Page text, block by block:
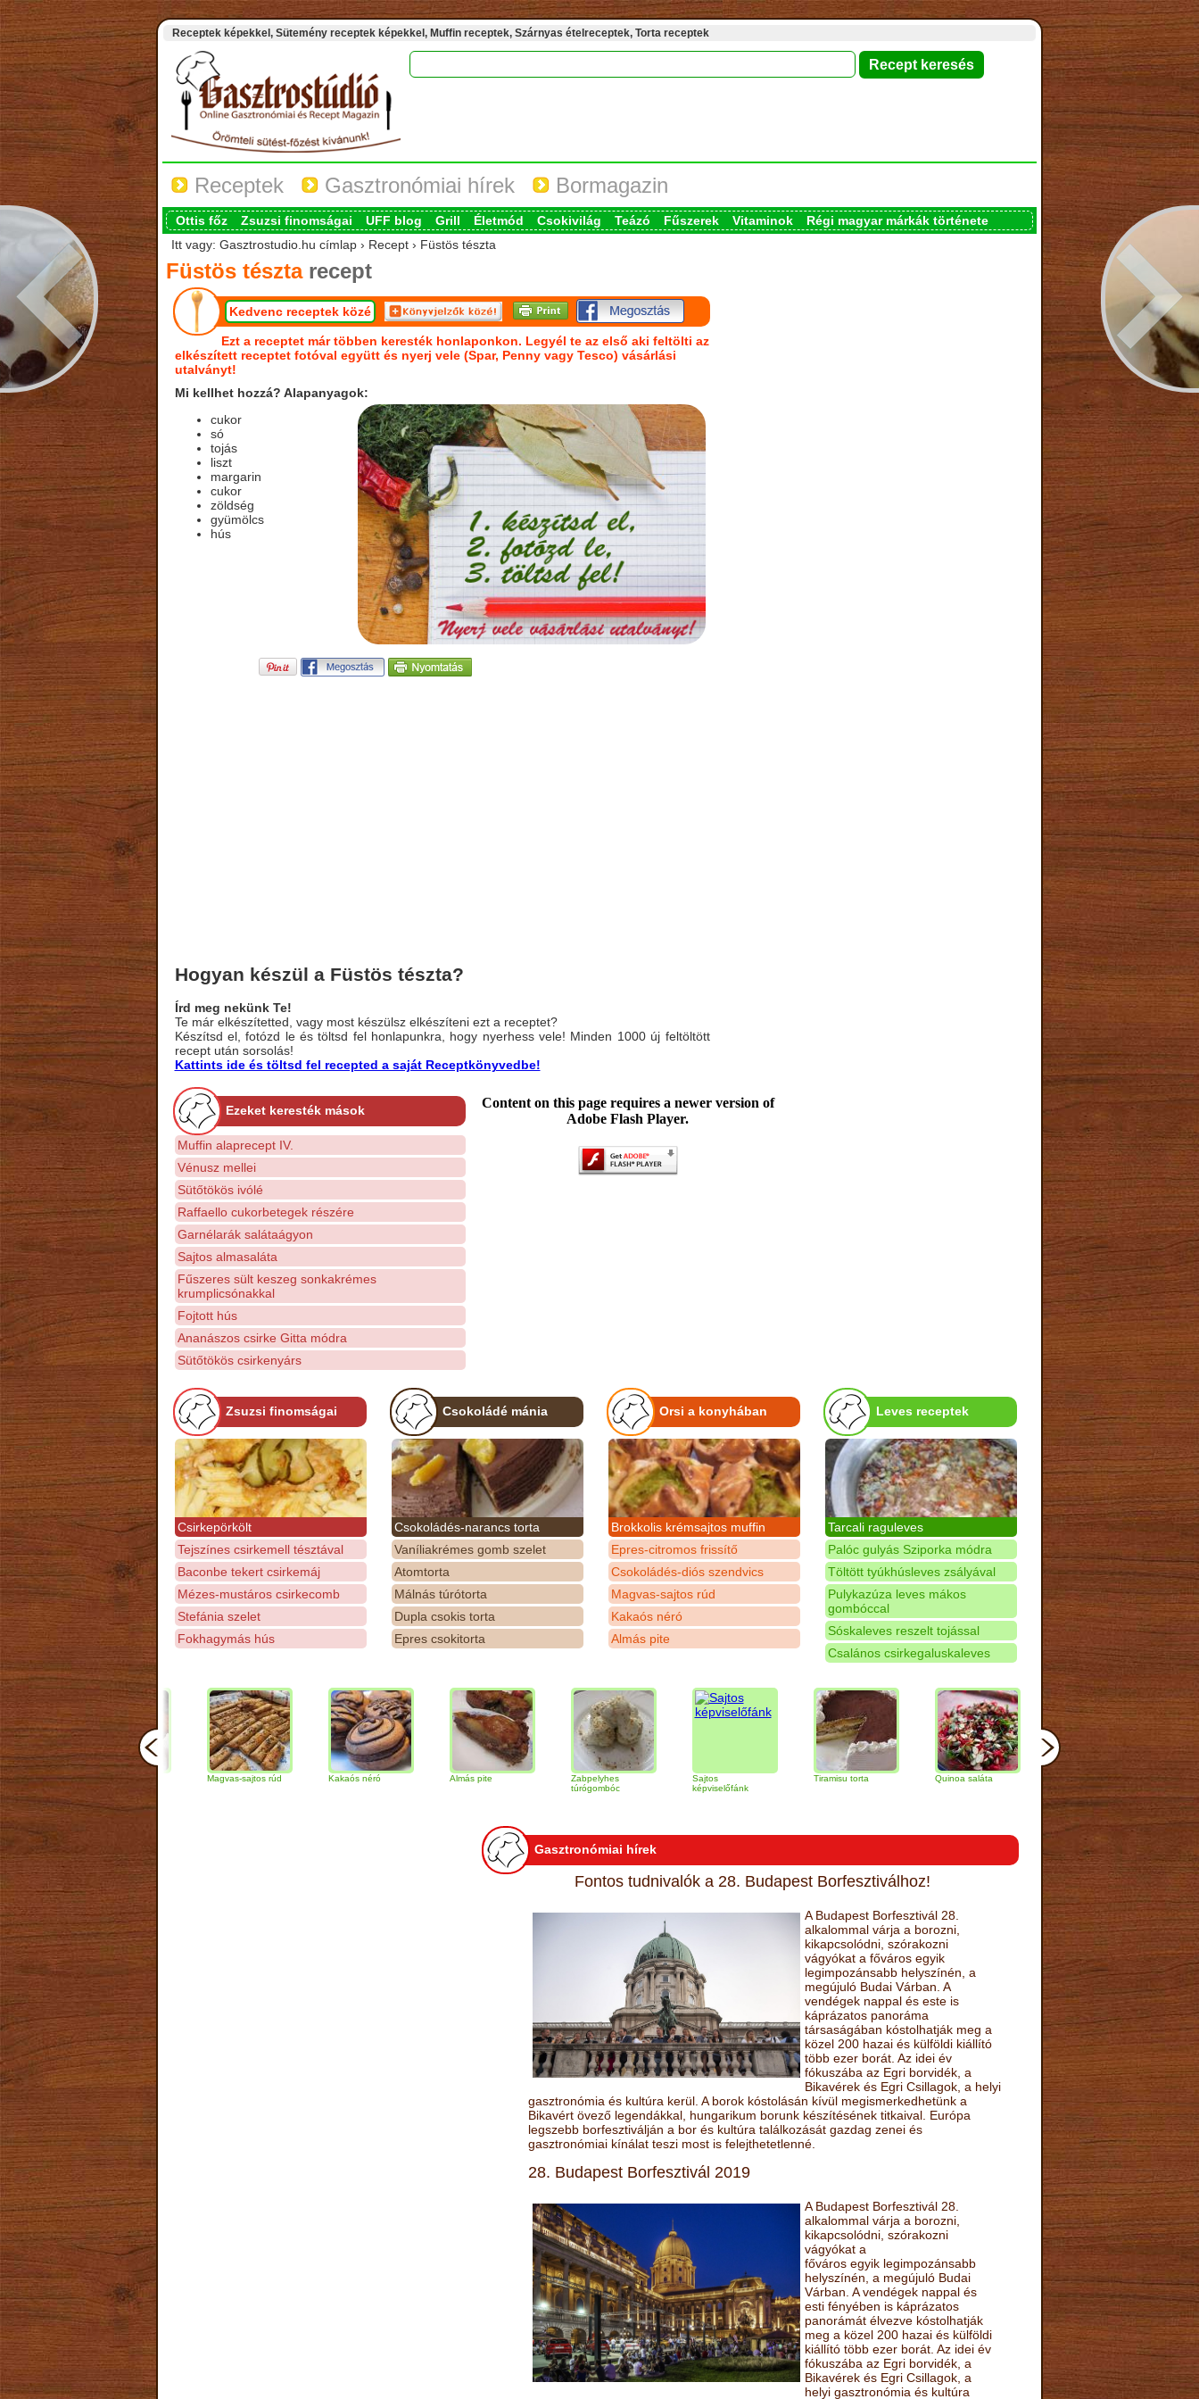
Receptek képekkel, Sütemény receptek képekkel, Muffin receptek, Szárnyas ételreceptek, Torta receptek
Receptek Gasztronómiai hírek Bormagazin
Ottis főz Zsuzsi finomságai UFF blog Grill Életmód Csokivilág Teázó Fűszerek Vitaminok
Régi magyar márkák története
Itt vagy: Gasztrostudio.hu címlap › Recept › Füstös tészta
Füstös tésztarecept
Kedvenc receptek közé
Ezt a receptet már többen keresték honlaponkon. Legyél te az első aki feltölti az
elkészített receptet fotóval együtt és nyerj vele (Spar, Penny vagy Tesco) vásárlási
utalványt!
Mi kellhet hozzá? Alapanyagok:
cukor
só
tojás
liszt
margarin
cukor
zöldség
gyümölcs
hús
Hogyan készül a Füstös tészta?
Írd meg nekünk Te!
Te már elkészítetted, vagy most készülsz elkészíteni ezt a receptet?
Készítsd el, fotózd le és töltsd fel honlapunkra, hogy nyerhess vele! Minden 1000 új feltöltött
recept után sorsolás!
Kattints ide és töltsd fel recepted a saját Receptkönyvedbe!
Ezeket keresték mások
Muffin alaprecept IV.
Vénusz mellei
Sütőtökös ivólé
Raffaello cukorbetegek részére
Garnélarák salátaágyon
Sajtos almasaláta
Fűszeres sült keszeg sonkakrémes
krumplicsónakkal
Fojtott hús
Ananászos csirke Gitta módra
Sütőtökös csirkenyárs
Content on this page requires a newer version of
Adobe Flash Player.
Zsuzsi finomságai
Csirkepörkölt
Tejszínes csirkemell tésztával
Baconbe tekert csirkemáj
Mézes-mustáros csirkecomb
Stefánia szelet
Fokhagymás hús
Csokoládé mánia
Csokoládés-narancs torta
Vaníliakrémes gomb szelet
Atomtorta
Málnás túrótorta
Dupla csokis torta
Epres csokitorta
Orsi a konyhában
Brokkolis krémsajtos muffin
Epres-citromos frissítő
Csokoládés-diós szendvics
Magvas-sajtos rúd
Kakaós néró
Almás pite
Leves receptek
Tarcali raguleves
Palóc gulyás Sziporka módra
Töltött tyúkhúsleves zsályával
Pulykazúza leves mákos
gombóccal
Sóskaleves reszelt tojással
Csalános csirkegaluskaleves
Csokoládés-diós
Magvas-sajtos rúd Kakaós néró Almás pite
Zabpelyhes
túrógombóc
képviselőfánk
Tiramisu torta Quinoa saláta Mandulás kifli
Csokoládés-
Gasztronómiai hírek
Fontos tudnivalók a 28. Budapest Borfesztiválhoz!
A Budapest Borfesztivál 28.
alkalommal várja a borozni,
kikapcsolódni, szórakozni
vágyókat a főváros egyik
legimpozánsabb helyszínén, a
megújuló Budai Várban. A
vendégek nappal és este is
káprázatos panoráma
társaságában kóstolhatják meg a
közel 200 hazai és külföldi kiállító
több ezer borát. Az idei év
fókuszába az Egri borvidék, a
Bikavérek és Egri Csillagok, a helyi
gasztronómia és kultúra kerül. A borok kóstolásán kívül megismerkedhetünk a
Bikavért övező legendákkal, hungarikum borunk készítésének titkaival. Európa
legszebb borfesztiválján a bor és kultúra találkozását gazdag zenei és
gasztronómiai kínálat teszi most is felejthetetlenné.
28. Budapest Borfesztivál 2019
A Budapest Borfesztivál 28.
alkalommal várja a borozni,
kikapcsolódni, szórakozni
vágyókat a
főváros egyik legimpozánsabb
helyszínén, a megújuló Budai
Várban. A vendégek nappal és
esti fényében is káprázatos
panorámát élvezve kóstolhatják
meg a közel 200 hazai és külföldi
kiállító több ezer borát. Az idei év
fókuszába az Egri borvidék, a
Bikavérek és Egri Csillagok, a
helyi gasztronómia és kultúra